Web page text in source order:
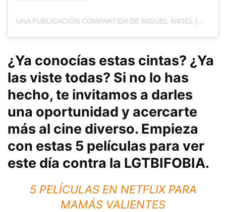
UNA PUBLICACIÓN COMPARTIDA DE MIGUEL ÁNGEL (@ELAZULDELMARINUNDAMISOJOS)
¿Ya conocías estas cintas? ¿Ya
las viste todas? Si no lo has
hecho, te invitamos a darles
una oportunidad y acercarte
más al cine diverso. Empieza
con estas 5 películas para ver
este día contra la LGTBIFOBIA.
5 PELÍCULAS EN NETFLIX PARA
MAMÁS VALIENTES